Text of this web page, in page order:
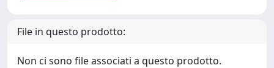
File in questo prodotto:
Non ci sono file associati a questo prodotto.